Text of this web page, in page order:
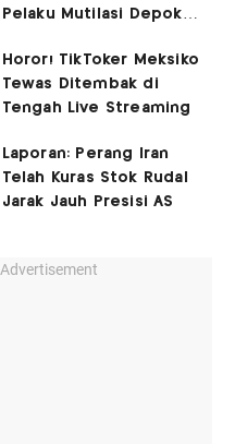
Pelaku Mutilasi Depok:
Korban di Kontrakan
Horor! TikToker Meksiko
Tewas Ditembak di
Tengah Live Streaming
Laporan: Perang Iran
Telah Kuras Stok Rudal
Jarak Jauh Presisi AS
Advertisement